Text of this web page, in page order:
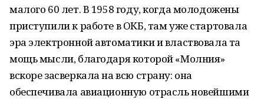
малого 60 лет. В 1958 году, когда молодожены
приступили к работе в ОКБ, там уже стартовала
эра электронной автоматики и властвовала та
мощь мысли, благодаря которой «Молния»
вскоре засверкала на всю страну: она
обеспечивала авиационную отрасль новейшими